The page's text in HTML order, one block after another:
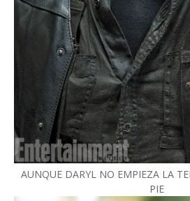
AUNQUE DARYL NO EMPIEZA LA
PIE